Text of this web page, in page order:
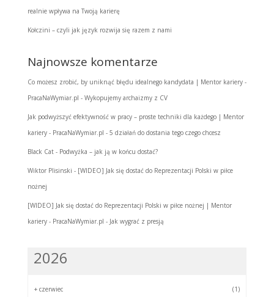
realnie wpływa na Twoją karierę
Kołczini – czyli jak język rozwija się razem z nami
Najnowsze komentarze
Co możesz zrobić, by uniknąć błędu idealnego kandydata | Mentor kariery -
PracaNaWymiar.pl - Wykopujemy archaizmy z CV
Jak podwyższyć efektywność w pracy – proste techniki dla każdego | Mentor
kariery - PracaNaWymiar.pl - 5 działań do dostania tego czego chcesz
Black Cat- Podwyżka – jak ją w końcu dostać?
Wiktor Plisinski - [WIDEO] Jak się dostać do Reprezentacji Polski w piłce
nożnej
[WIDEO] Jak się dostać do Reprezentacji Polski w piłce nożnej | Mentor
kariery - PracaNaWymiar.pl - Jak wygrać z presją
2026
+ czerwiec (1)